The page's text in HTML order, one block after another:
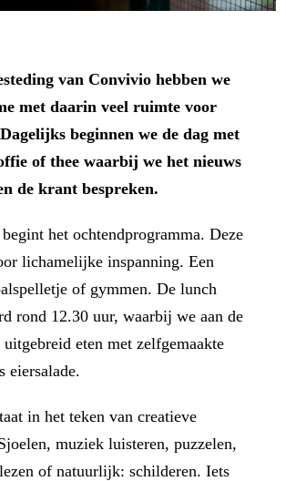
van Convivio hebben we
met daarin veel ruimte voor
beginnen we de dag met
of thee waarbij we het nieuws
de krant bespreken.
het ochtendprogramma. Deze
lichamelijke inspanning. Een
of gymmen. De lunch
rond 12.30 uur, waarbij we aan de
uitgebreid eten met zelfgemaakte
eiersalade.
in het teken van creatieve
muziek luisteren, puzzelen,
of natuurlijk: schilderen. Iets